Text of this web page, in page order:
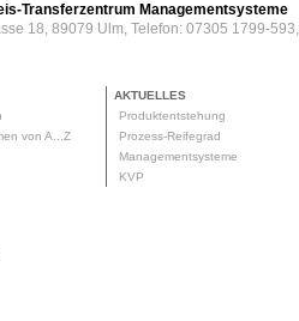
Transferzentrum Managementsysteme
18, 89079 Ulm, Telefon: 07305 1799-
von A...Z
AKTUELLES
Produktentstehung
Prozess-Reifegrad
Managementsysteme
KVP